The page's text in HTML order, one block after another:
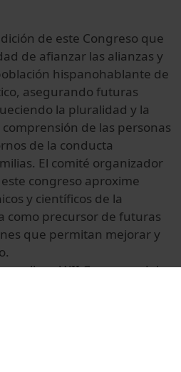
de este Congreso que
de afianzar las alianzas y
hispanohablante de
asegurando futuras
la pluralidad y la
de las personas
de la conducta
El comité organizador
congreso aproxime
y científicos de la
como precursor de futuras
que permitan mejorar y
realiza el XII Congreso del